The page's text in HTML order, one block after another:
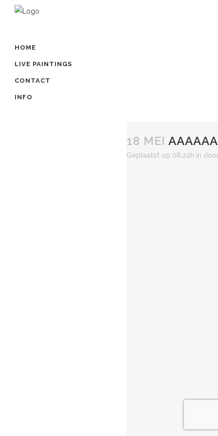
HOME
LIVE PAINTINGS
CONTACT
INFO
18 MEI
Geplaatst op 08:22h in